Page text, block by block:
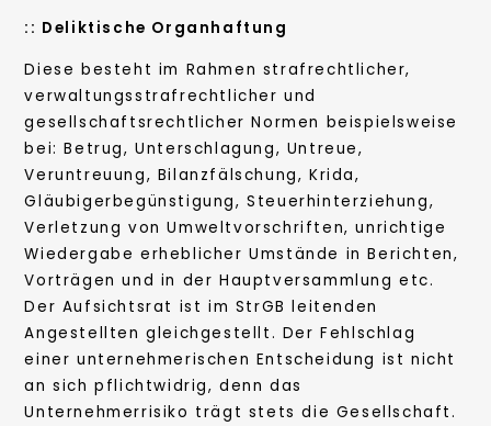
:: Deliktische Organhaftung
Diese besteht im Rahmen strafrechtlicher,
verwaltungsstrafrechtlicher und
gesellschaftsrechtlicher Normen beispielsweise
bei: Betrug, Unterschlagung, Untreue,
Veruntreuung, Bilanzfälschung, Krida,
Gläubigerbegünstigung, Steuerhinterziehung,
Verletzung von Umweltvorschriften, unrichtige
Wiedergabe erheblicher Umstände in Berichten,
Vorträgen und in der Hauptversammlung etc.
Der Aufsichtsrat ist im StrGB leitenden
Angestellten gleichgestellt. Der Fehlschlag
einer unternehmerischen Entscheidung ist nicht
an sich pflichtwidrig, denn das
Unternehmerrisiko trägt stets die Gesellschaft.